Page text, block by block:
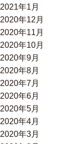
2021年1月
2020年12月
2020年11月
2020年10月
2020年9月
2020年8月
2020年7月
2020年6月
2020年5月
2020年4月
2020年3月